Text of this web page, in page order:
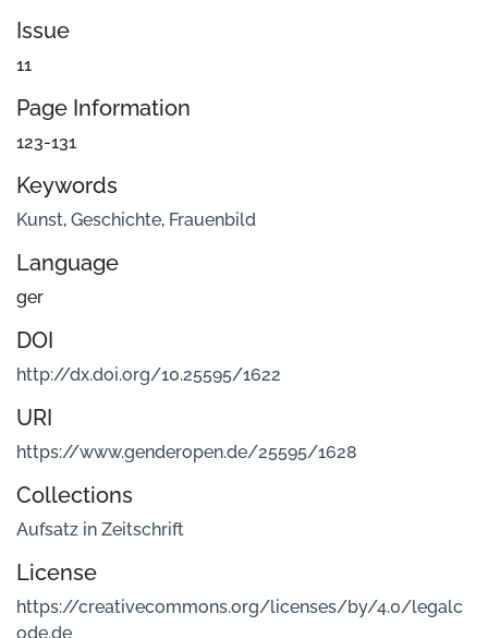
Issue
11
Page Information
123-131
Keywords
Kunst, Geschichte, Frauenbild
Language
ger
DOI
http://dx.doi.org/10.25595/1622
URI
https://www.genderopen.de/25595/1628
Collections
Aufsatz in Zeitschrift
License
https://creativecommons.org/licenses/by/4.0/legalc
ode.de